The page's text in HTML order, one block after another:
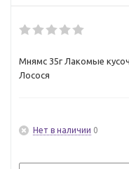
Мнямс 35г Лакомые
Лосося
Нет в наличии 0